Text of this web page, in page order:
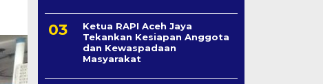
Ketua RAPI Aceh Jaya
Tekankan Kesiapan Anggota
dan Kewaspadaan
Masyarakat